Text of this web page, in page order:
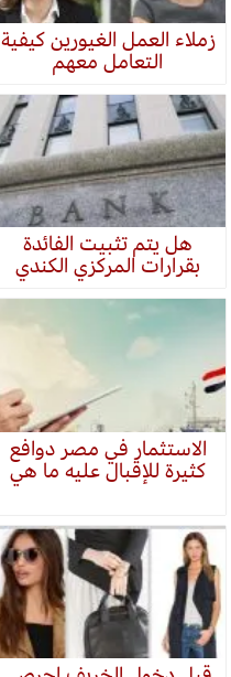
زملاء العمل الغيورين كيفية
التعامل معهم
هل يتم تثبيت الفائدة
بقرارات المركزي الكندي
الاستثمار في مصر دوافع
كثيرة للإقبال عليه ما هي